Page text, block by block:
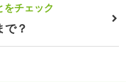
チェック
？